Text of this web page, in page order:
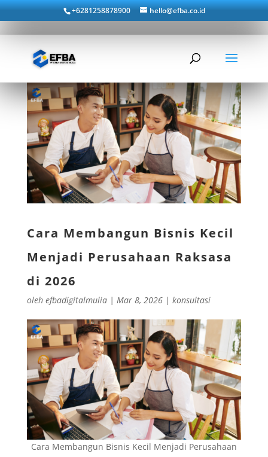
+6281258878900 hello@efba.co.id
Cara Membangun Bisnis Kecil
Menjadi Perusahaan Raksasa
di 2026
oleh efbadigitalmulia| Mar 8, 2026| konsultasi
Cara Membangun Bisnis Kecil Menjadi Perusahaan